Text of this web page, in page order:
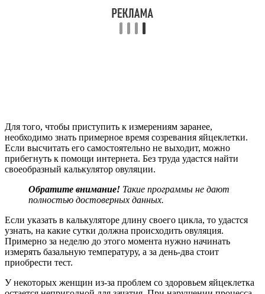
Для того, чтобы приступить к измерениям заранее,
необходимо знать примерное время созревания яйцеклетки.
Если высчитать его самостоятельно не выходит, можно
прибегнуть к помощи интернета. Без труда удастся найти
своеобразный калькулятор овуляции.
Обратите внимание! Такие программы не дают
полностью достоверных данных.
Если указать в калькуляторе длину своего цикла, то удастся
узнать, на какие сутки должна происходить овуляция.
Примерно за неделю до этого момента нужно начинать
измерять базальную температуру, а за день-два стоит
приобрести тест.
У некоторых женщин из-за проблем со здоровьем яйцеклетка